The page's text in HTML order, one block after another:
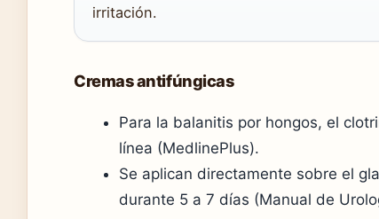
irritación.
Cremas antifúngicas
Para la balanitis por hongos, el
línea (MedlinePlus).
Se aplican directamente sobre el
durante 5 a 7 días (Manual de